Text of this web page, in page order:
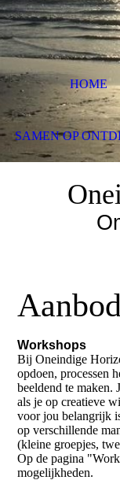
Aanbod
Workshops
Bij Oneindige
opdoen, processen
beeldend te maken.
als je op creatieve
voor jou belangrijk
op verschillende
(kleine groepjes,
Op de pagina
mogelijkheden.
HOME
SAMEN OP